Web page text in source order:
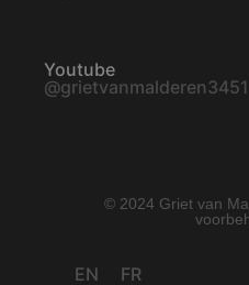
Youtube
@grietvanmalderen3451
© 2024 Griet van
EN FR